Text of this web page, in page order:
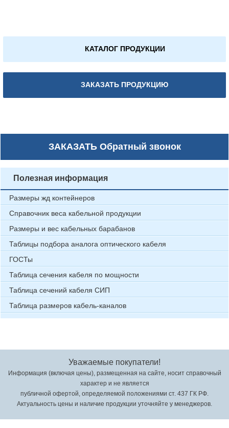
КАТАЛОГ ПРОДУКЦИИ
ЗАКАЗАТЬ ПРОДУКЦИЮ
ЗАКАЗАТЬОбратный звонок
Полезная информация
Размеры жд контейнеров
Справочник веса кабельной продукции
Размеры и вес кабельных барабанов
Таблицы подбора аналога оптического кабеля
ГОСТы
Таблица сечения кабеля по мощности
Таблица сечений кабеля СИП
Таблица размеров кабель-каналов
Уважаемые покупатели!
Информация (включая цены), размещенная на сайте, носит справочный
характер и не является
публичной офертой, определяемой положениями ст. 437 ГК РФ.
Актуальность цены и наличие продукции уточняйте у менеджеров.